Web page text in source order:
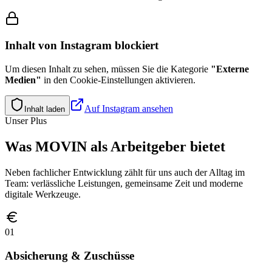
Inhalt von Instagram blockiert
Um diesen Inhalt zu sehen, müssen Sie die Kategorie "Externe
Medien" in den Cookie-Einstellungen aktivieren.
Inhalt laden AufInstagram ansehen
Unser Plus
Was MOVIN als Arbeitgeber bietet
Neben fachlicher Entwicklung zählt für uns auch der Alltag im
Team: verlässliche Leistungen, gemeinsame Zeit und moderne
digitale Werkzeuge.
01
Absicherung & Zuschüsse